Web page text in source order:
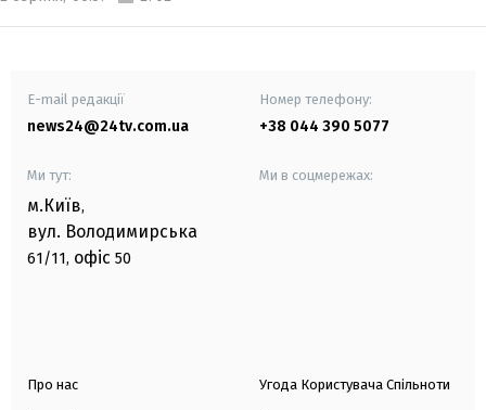
E-mail редакції
news24@24tv.com.ua
Номер телефону:
+38 044 390 5077
Ми тут:
м.Київ,
вул. Володимирська
61/11, офіс 50
Ми в соцмережах:
Про нас Угода Користувача Спільноти